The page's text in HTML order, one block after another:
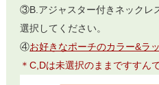
③B.アジャスター付きネックレ
選択してください。
④お好きなポーチのカラー&ラ
＊C,Dは未選択のままですすん